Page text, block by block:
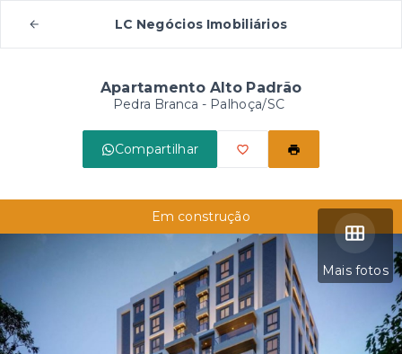
LC Negócios Imobiliários
Apartamento Alto Padrão
Pedra Branca - Palhoça/SC
Compartilhar
Mais fotos
Em construção